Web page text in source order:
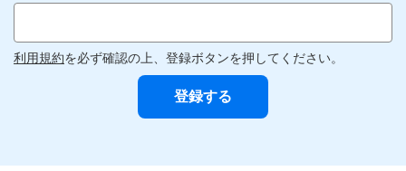
利用規約を必ず確認の上、登録ボタンを押してください。